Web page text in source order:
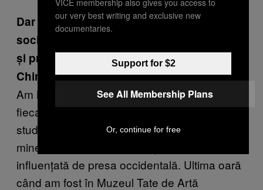
Dar crezi că ai cu adevărat influență în
societatea chineză? Ești cenzurat la greu
și probabil ești mai cunoscut în afara
Chinei decât în interiorul țării.
Am influență mai ales printre studenți. În
fiecare an, peste 30 000 de studenți chinezi
studiază în străinătate; cumva știu toți despre
mine, iar imaginea pe care și-o fac e
influențată de presa occidentală. Ultima oară
când am fost în Muzeul Tate de Artă
our very best writing and exclusive new
documentaries.
Support for $2
See All Membership Plans
Or, continue for free